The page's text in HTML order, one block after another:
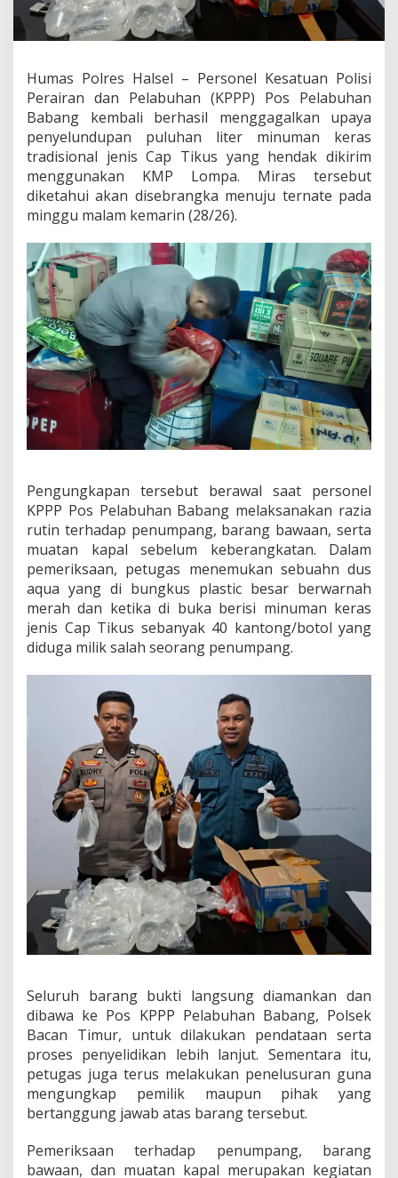
G
a
g
k
a
n
P
e
i
r
a
n
u
l
u
h
n
M
i
a
s
C
p
i
k
T
u
j
u
a
n
T
e
n
a
t
e
Humas Polres Halsel – Personel Kesatuan Polisi
Perairan dan Pelabuhan (KPPP) Pos Pelabuhan
Babang kembali berhasil menggagalkan upaya
penyelundupan puluhan liter minuman keras
tradisional jenis Cap Tikus yang hendak dikirim
menggunakan KMP Lompa. Miras tersebut
diketahui akan disebrangka menuju ternate pada
minggu malam kemarin (28/26).
Pengungkapan tersebut berawal saat personel
KPPP Pos Pelabuhan Babang melaksanakan razia
rutin terhadap penumpang, barang bawaan, serta
muatan kapal sebelum keberangkatan. Dalam
pemeriksaan, petugas menemukan sebuahn dus
aqua yang di bungkus plastic besar berwarnah
merah dan ketika di buka berisi minuman keras
jenis Cap Tikus sebanyak 40 kantong/botol yang
diduga milik salah seorang penumpang.
Seluruh barang bukti langsung diamankan dan
dibawa ke Pos KPPP Pelabuhan Babang, Polsek
Bacan Timur, untuk dilakukan pendataan serta
proses penyelidikan lebih lanjut. Sementara itu,
petugas juga terus melakukan penelusuran guna
mengungkap pemilik maupun pihak yang
bertanggung jawab atas barang tersebut.
Pemeriksaan terhadap penumpang, barang
bawaan, dan muatan kapal merupakan kegiatan